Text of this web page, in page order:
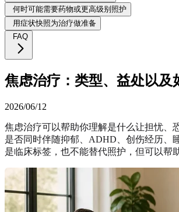
何时可能需要药物或更高级别照护
用症状快照为治疗做准备
FAQ
焦虑治疗：类型、益处以及
2026/06/12
焦虑治疗可以帮助你理解是什么让担忧、
是否同时伴随抑郁、ADHD、创伤经历、
是临床标签，也不能替代照护，但可以帮